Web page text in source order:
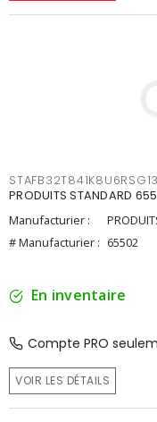
PRODUITS STANDARD
Manufacturier :
# Manufacturier : 65502
En inventaire
Compte PRO
VOIR LES DÉTAILS